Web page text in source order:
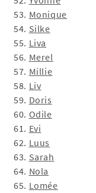
53. Monique
54. Silke
55. Liva
56. Merel
57. Millie
58. Liv
59. Doris
60. Odile
61. Evi
62. Luus
63. Sarah
64. Nola
65. Lomée